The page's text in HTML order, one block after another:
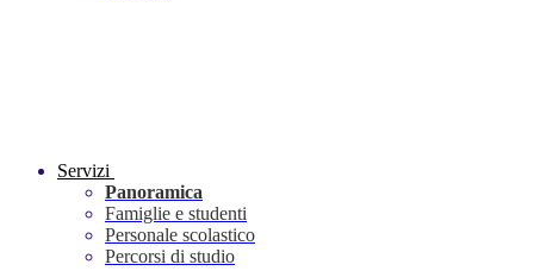
Servizi
Panoramica
Famiglie e studenti
Personale scolastico
Percorsi di studio